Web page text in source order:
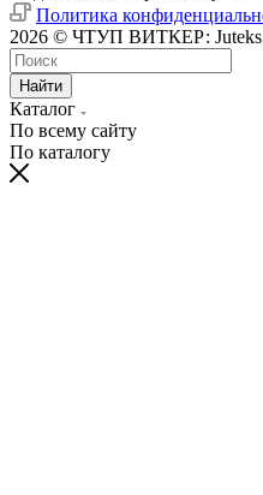
Политика
2026 © ЧТУП ВИТКЕР:
Найти
Каталог
По всему сайту
По каталогу